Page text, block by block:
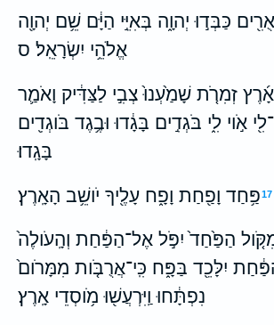
כַּבְּד֣וּ יְהוָ֑ה בְּאִיֵּ֣י הַיָּ֔ם שֵׁ֥ם יְהוָ֖ה
אֱלֹהֵ֥י יִשְׂרָאֵֽל׃ ס
זְמִרֹ֤ת שָׁמַ֙עְנוּ֙ צְבִ֣י לַצַּדִּ֔יק וָאֹמַ֛ר
אֹ֣וי לִ֑י בֹּגְדִ֣ים בָּגָ֔דוּ וּבֶ֥גֶד בֹּוגְדִ֖ים
בָּגָֽדוּ׃
17פַּ֥חַד וָפַ֖חַת וָפָ֑ח עָלֶ֖יךָ יֹושֵׁ֥ב הָאָֽרֶץ׃
הַפַּ֙חַד֙ יִפֹּ֣ל אֶל־הַפַּ֔חַת וְהָֽעֹולֶה֙
יִלָּכֵ֖ד בַּפָּ֑ח כִּֽי־אֲרֻבֹּ֤ות מִמָּרֹום֙
נִפְתָּ֔חוּ וַֽיִּרְעֲשׁ֖וּ מֹ֥וסְדֵי אָֽרֶץ׃